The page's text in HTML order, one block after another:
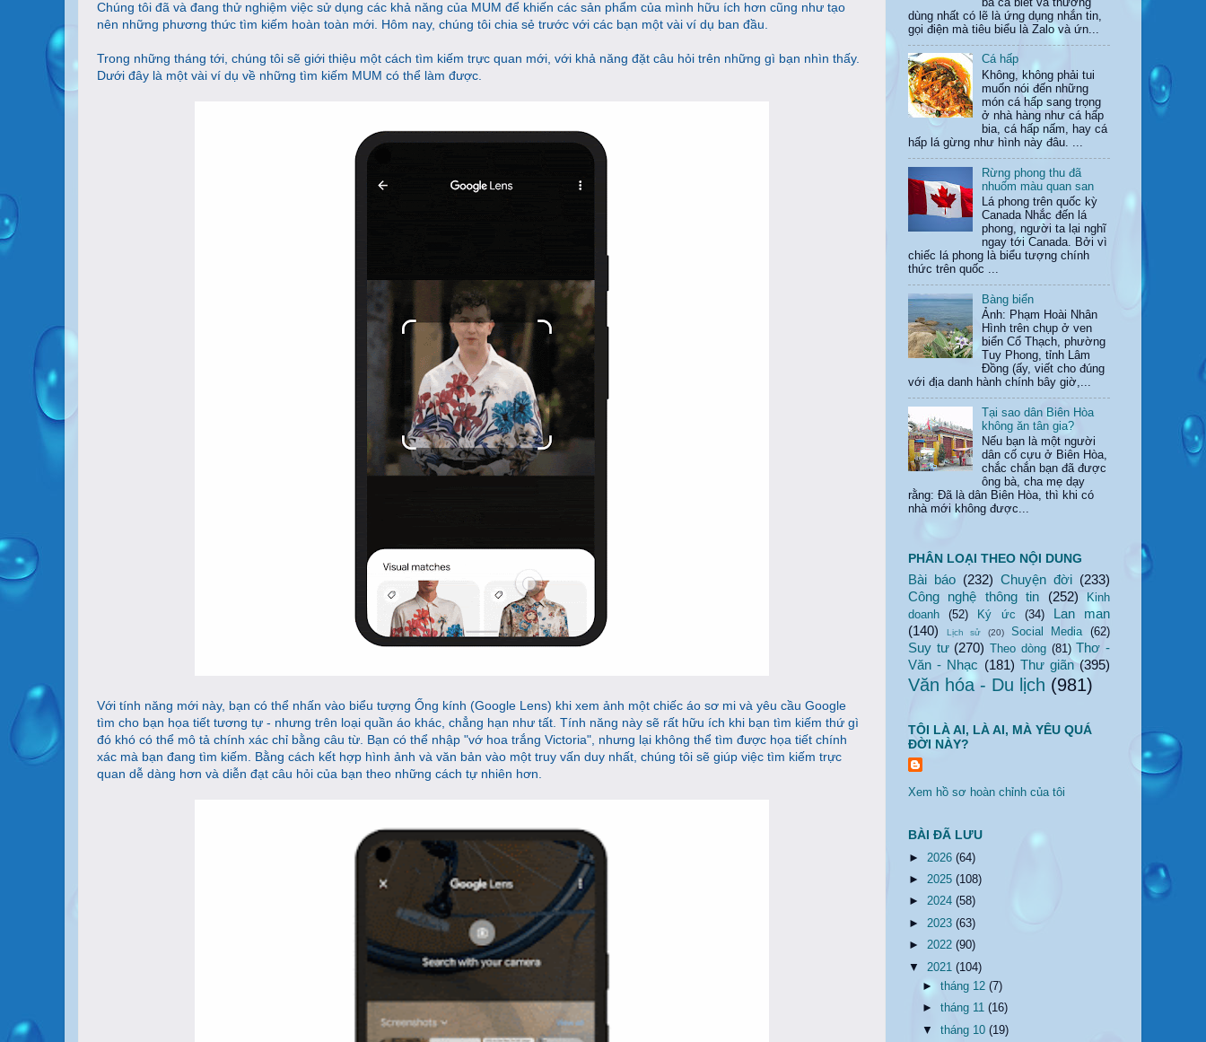
Chúng tôi đã và đang thử nghiệm việc sử dụng các khả năng của MUM để khiến các sản phẩm của mình hữu ích hơn cũng như tạo
nên những phương thức tìm kiếm hoàn toàn mới. Hôm nay, chúng tôi chia sẻ trước với các bạn một vài ví dụ ban đầu.
Trong những tháng tới, chúng tôi sẽ giới thiệu một cách tìm kiếm trực quan mới, với khả năng đặt câu hỏi trên những gì bạn nhìn thấy.
Dưới đây là một vài ví dụ về những tìm kiếm MUM có thể làm được.
Với tính năng mới này, bạn có thể nhấn vào biểu tượng Ống kính (Google Lens) khi xem ảnh một chiếc áo sơ mi và yêu cầu Google
tìm cho bạn họa tiết tương tự - nhưng trên loại quần áo khác, chẳng hạn như tất. Tính năng này sẽ rất hữu ích khi bạn tìm kiếm thứ gì
đó khó có thể mô tả chính xác chỉ bằng câu từ. Bạn có thể nhập "vớ hoa trắng Victoria", nhưng lại không thể tìm được họa tiết chính
xác mà bạn đang tìm kiếm. Bằng cách kết hợp hình ảnh và văn bản vào một truy vấn duy nhất, chúng tôi sẽ giúp việc tìm kiếm trực
quan dễ dàng hơn và diễn đạt câu hỏi của bạn theo những cách tự nhiên hơn.
dùng nhất có lẽ là ứng dụng nhắn tin,
gọi điện mà tiêu biểu là Zalo và ứn...
Cá hấp
Không, không phải tui
muốn nói đến những
món cá hấp sang trọng
ở nhà hàng như cá hấp
bia, cá hấp nấm, hay cá
hấp lá gừng như hình này đâu. ...
Rừng phong thu đã
nhuốm màu quan san
Lá phong trên quốc kỳ
Canada Nhắc đến lá
phong, người ta lại nghĩ
ngay tới Canada. Bởi vì
chiếc lá phong là biểu tượng chính
thức trên quốc ...
Bàng biển
Ảnh: Phạm Hoài Nhân
Hình trên chụp ở ven
biển Cổ Thạch, phường
Tuy Phong, tỉnh Lâm
Đồng (ấy, viết cho đúng
với địa danh hành chính bây giờ,...
Tại sao dân Biên Hòa
không ăn tân gia?
Nếu bạn là một người
dân cố cựu ở Biên Hòa,
chắc chắn bạn đã được
ông bà, cha mẹ dạy
rằng: Đã là dân Biên Hòa, thì khi có
nhà mới không được...
PHÂN LOẠI THEO NỘI DUNG
Bài báo (232) Chuyện đời (233)
Công nghệ thông tin
(252)
Kinh
doanh
(52) Ký ức (34)
Lan man
(140)
Lịch sử (20) Social Media (62)
Suy tư (270) Theo dòng (81) Thơ -
Văn - Nhạc (181) Thư giãn (395)
Văn hóa - Du lịch (981)
TÔI LÀ AI, LÀ AI, MÀ YÊU QUÁ
ĐỜI NÀY?
Xem hồ sơ hoàn chỉnh của tôi
BÀI ĐÃ LƯU
► 2026 (64)
► 2025 (108)
► 2024 (58)
► 2023 (63)
► 2022 (90)
▼ 2021 (104)
►tháng 12(7)
►tháng 11(16)
▼tháng 10(19)